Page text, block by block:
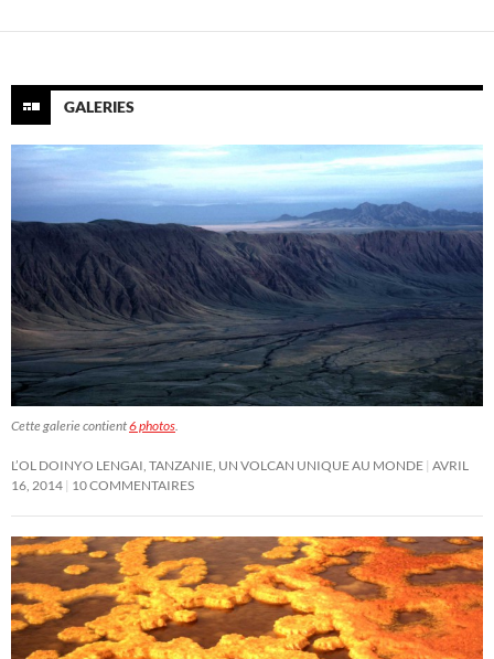
GALERIES
Cette galerie contient6 photos.
L’OL DOINYO LENGAI, TANZANIE, UN VOLCAN UNIQUE AU MONDE AVRIL
16, 2014 10 COMMENTAIRES